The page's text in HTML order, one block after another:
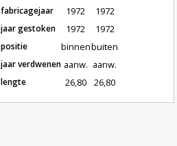
Roeden van molen De Zwaan in
fabricagejaar
jaar gestoken
positie
jaar verdwenen
lengte
1972
1972
binnen
aanw.
26,80
1972
1972
buiten
aanw.
26,80